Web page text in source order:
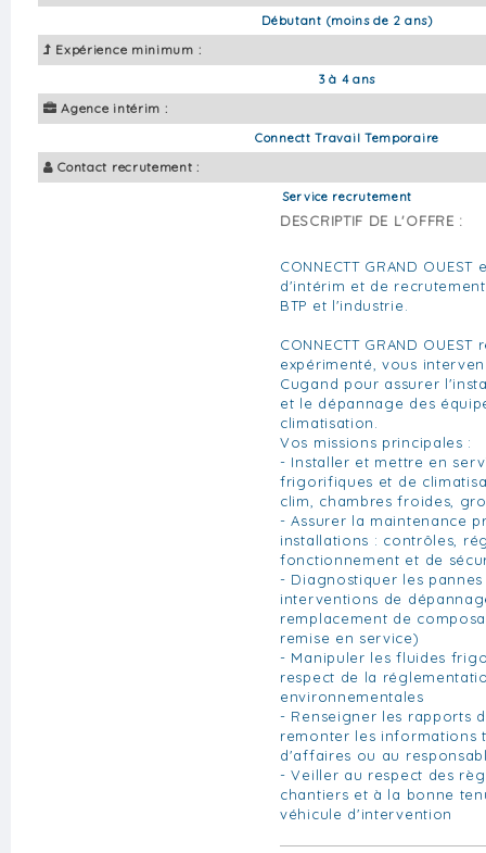
Débutant (moins de 2 ans)
Expérience minimum :
3 à 4 ans
Agence intérim :
Connectt Travail Temporaire
Contact recrutement :
Service recrutement
DESCRIPTIF DE L'OFFRE :
CONNECTT GRAND
d'intérim et de
BTP et l'industrie.
CONNECTT GRAND
expérimenté, vous
Cugand pour assurer
et le dépannage des
climatisation.
Vos missions principales :
- Installer et mettre en
frigorifiques et de
clim, chambres froides,
- Assurer la maintenance
installations : contrôles,
fonctionnement et de
- Diagnostiquer les
interventions de
remplacement de
remise en service)
- Manipuler les fluides
respect de la
environnementales
- Renseigner les rapports
remonter les informations
d'affaires ou au
- Veiller au respect des
chantiers et à la bonne
véhicule d'intervention